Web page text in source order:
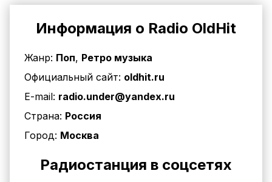
Информация о Radio OldHit
Жанр: Поп, Ретро музыка
Официальный сайт: oldhit.ru
E-mail: radio.under@yandex.ru
Страна: Россия
Город: Москва
Радиостанция в соцсетях